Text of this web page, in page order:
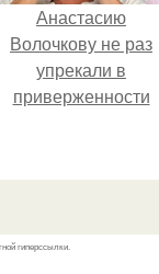
Анастасию
Волочкову не раз
упрекали в
приверженности
гиперссылки.